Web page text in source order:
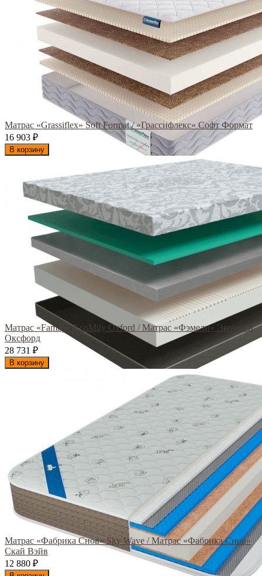
Матрас «Grassiflex» Soft Format / «Грассифлекс» Софт Формат
16 903 ₽
В корзину
Матрас «Family» EcoMily Oxford / Матрас «Фэмели» Экомили
Оксфорд
28 731
₽
В корзину
Матрас «Фабрика Снов» Sky Wave / Матрас «Фабрика Снов»
Скай Вэйв
12 880 ₽